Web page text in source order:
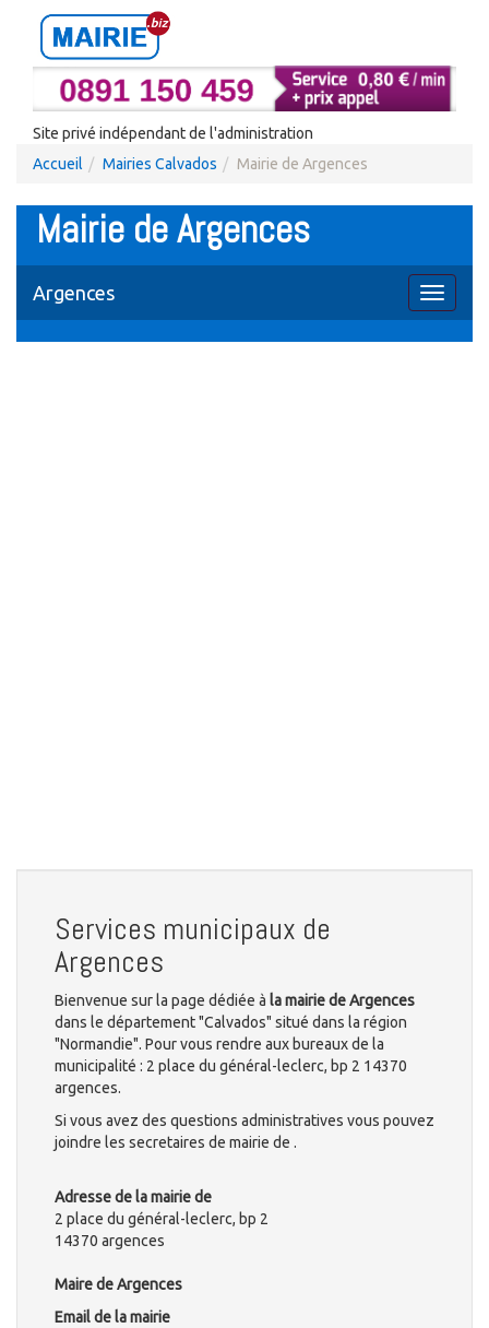
Site privé indépendant de l'administration
Accueil
Mairies Calvados Mairie de Argences
Mairie de Argences
Toggle
Argences
Services municipaux de
Argences
Bienvenue sur la page dédiée à la mairie de Argences
dans le département "Calvados" situé dans la région
"Normandie". Pour vous rendre aux bureaux de la
municipalité : 2 place du général-leclerc, bp 2 14370
argences.
Si vous avez des questions administratives vous pouvez
joindre les secretaires de mairie de .
Adresse de la mairie de
2 place du général-leclerc, bp 2
14370 argences
Maire de Argences
Email de la mairie